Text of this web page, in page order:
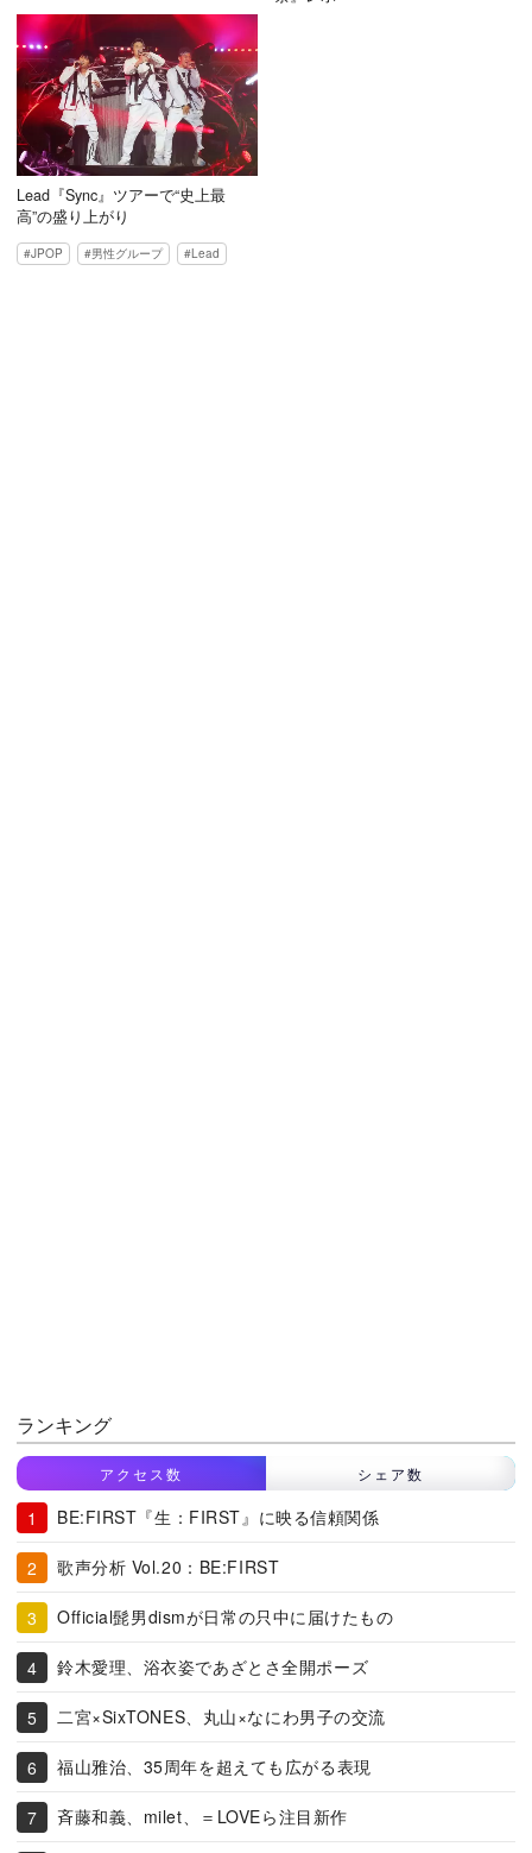
Lead『Sync』ツアーで“史上最
高”の盛り上がり
JPOP 男性グループ Lead
ランキング
アクセス数 シェア数
BE:FIRST『生：FIRST』に映る信頼関係
歌声分析 Vol.20：BE:FIRST
Official髭男dismが日常の只中に届けたもの
鈴木愛理、浴衣姿であざとさ全開ポーズ
二宮×SixTONES、丸山×なにわ男子の交流
福山雅治、35周年を超えても広がる表現
斉藤和義、milet、＝LOVEら注目新作